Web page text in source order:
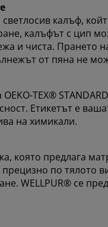
калъф,
калъфът с цип
и чиста. Прането
от пяна не
TEX®
Етикетът е
на химикали.
която предлага
по тялото
WELLPUR® се